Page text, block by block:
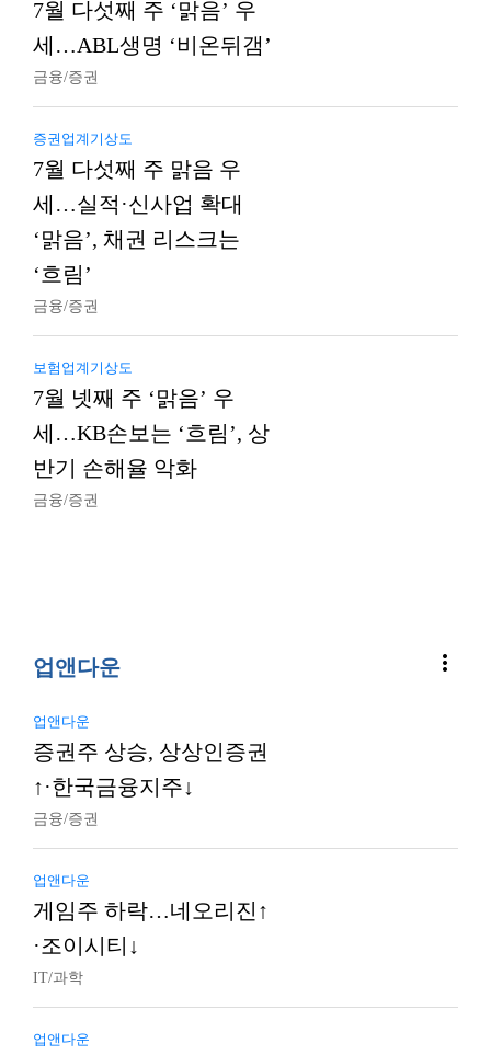
7월 다섯째 주 ‘맑음’ 우
세…ABL생명 ‘비온뒤갬’
금융/증권
증권업계기상도
7월 다섯째 주 맑음 우
세…실적·신사업 확대
‘맑음’, 채권 리스크는
‘흐림’
금융/증권
보험업계기상도
7월 넷째 주 ‘맑음’ 우
세…KB손보는 ‘흐림’, 상
반기 손해율 악화
금융/증권
업앤다운 more_vert
업앤다운
증권주 상승, 상상인증권
↑·한국금융지주↓
금융/증권
업앤다운
게임주 하락…네오리진↑
·조이시티↓
IT/과학
업앤다운